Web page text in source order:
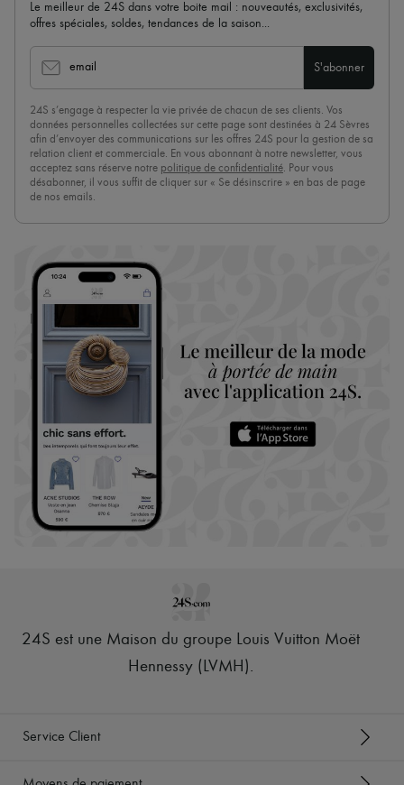
Le meilleur de 24S dans votre boite mail : nouveautés, exclusivités,
offres spéciales, soldes, tendances de la saison...
email S'abonner
24S s’engage à respecter la vie privée de chacun de ses clients. Vos
données personnelles collectées sur cette page sont destinées à 24 Sèvres
afin d’envoyer des communications sur les offres 24S pour la gestion de sa
relation client et commerciale. En vous abonnant à notre newsletter, vous
acceptez sans réserve notre politique de confidentialité. Pour vous
désabonner, il vous suffit de cliquer sur « Se désinscrire » en bas de page
de nos emails.
24S est une Maison du groupe Louis Vuitton Moët
Hennessy (LVMH).
Service Client